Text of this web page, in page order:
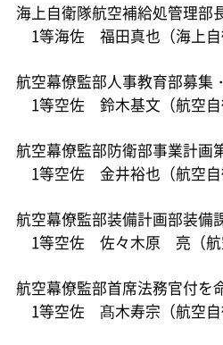
海上自衛隊航空補給処管理部
1等海佐 福田真也（海上自
航空幕僚監部人事教育部募集
1等空佐 鈴木基文（航空自
航空幕僚監部防衛部事業計画
1等空佐 金井裕也（航空自
航空幕僚監部装備計画部装備
1等空佐 佐々木原 亮（航
航空幕僚監部首席法務官付を
1等空佐 髙木寿宗（航空自